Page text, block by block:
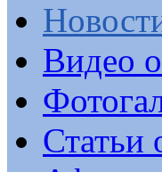
Видео
Статьи